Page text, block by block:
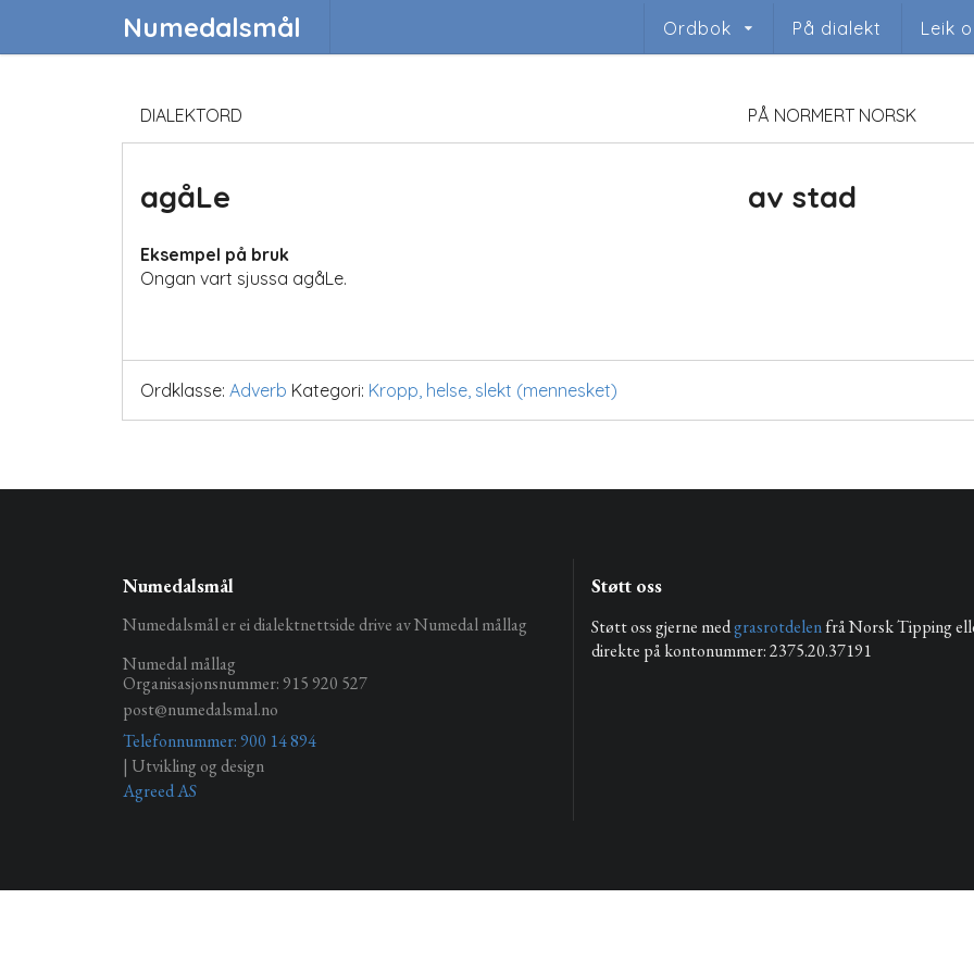
Numedalsmål Ordbok På dialekt Leik
DIALEKTORD PÅ NORMERT NORSK
agåLe av stad
Eksempel på bruk
Ongan vart sjussa agåLe.
Ordklasse: Adverb Kategori: Kropp, helse, slekt (mennesket)
Numedalsmål
Numedalsmål er ei dialektnettside drive av Numedal mållag
Numedal mållag
Organisasjonsnummer: 915 920 527
post@numedalsmal.no
Telefonnummer: 900 14 894
| Utvikling og design
Agreed AS
Støtt oss
Støtt oss gjerne medgrasrotdelenfrå Norsk Tipping
direkte på kontonummer: 2375.20.37191